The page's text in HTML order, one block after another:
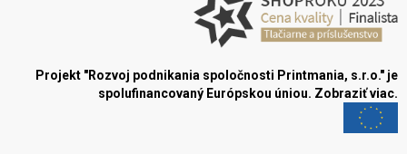
Projekt "Rozvoj podnikania spoločnosti Printmania, s.r.o." je
spolufinancovaný Európskou úniou. Zobraziť viac.